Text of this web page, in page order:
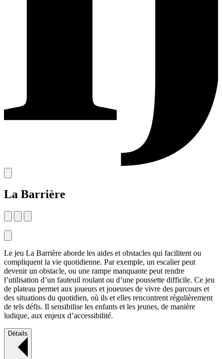
La Barrière
Le jeu La Barrière aborde les aides et obstacles qui facilitent ou
compliquent la vie quotidienne. Par exemple, un escalier peut
devenir un obstacle, ou une rampe manquante peut rendre
l’utilisation d’un fauteuil roulant ou d’une poussette difficile. Ce jeu
de plateau permet aux joueurs et joueuses de vivre des parcours et
des situations du quotidien, où ils et elles rencontrent régulièrement
de tels défis. Il sensibilise les enfants et les jeunes, de manière
ludique, aux enjeux d’accessibilité.
Détails